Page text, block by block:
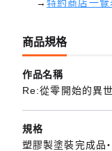
→特約商店一覽
商品規格
作品名稱
Re:從零開始的異
規格
塑膠製塗裝完成品